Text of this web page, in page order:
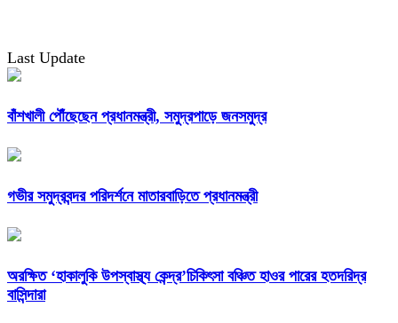
Last Update
বাঁশখালী পৌঁছেছেন প্রধানমন্ত্রী, সমুদ্রপাড়ে জনসমুদ্র
গভীর সমুদ্রবন্দর পরিদর্শনে মাতারবাড়িতে প্রধানমন্ত্রী
অরক্ষিত ‘হাকালুকি উপস্বাস্থ্য কেন্দ্র’চিকিৎসা বঞ্চিত হাওর পারের হতদরিদ্র
বাসিন্দারা